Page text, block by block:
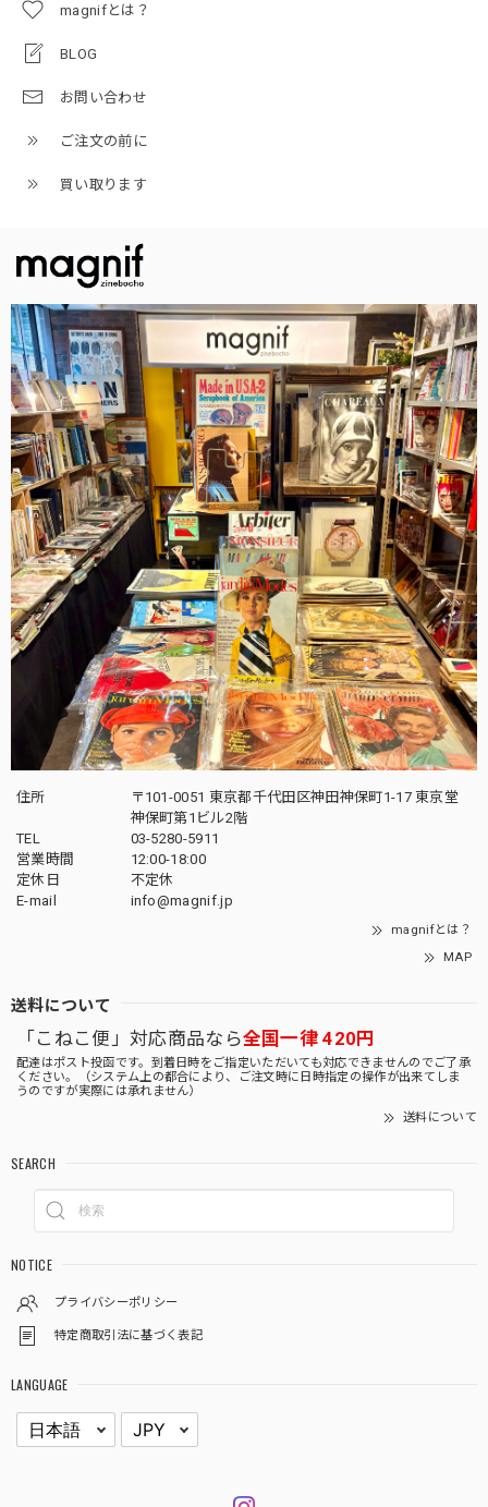
magnifとは？
BLOG
お問い合わせ
ご注文の前に
買い取ります
住所
〒101-0051 東京都千代田区神田神保町1-17 東京堂
神保町第1ビル2階
TEL
03-5280-5911
営業時間
12:00-18:00
定休日
不定休
E-mail
info@magnif.jp
magnifとは？
MAP
送料について
「こねこ便」対応商品なら全国一律 420円
配達はポスト投函です。到着日時をご指定いただいても対応できませんのでご了承
ください。（システム上の都合により、ご注文時に日時指定の操作が出来てしま
うのですが実際には承れません）
送料について
SEARCH
NOTICE
プライバシーポリシー
特定商取引法に基づく表記
LANGUAGE